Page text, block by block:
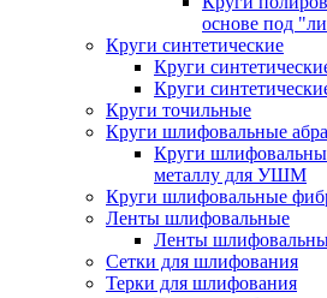
основе под
Круги синтетические
Круги
Круги
Круги точильные
Круги шлифовальные
Круги
металлу для УШМ
Круги шлифовальные
Ленты шлифовальные
Ленты
Сетки для шлифования
Терки для шлифования